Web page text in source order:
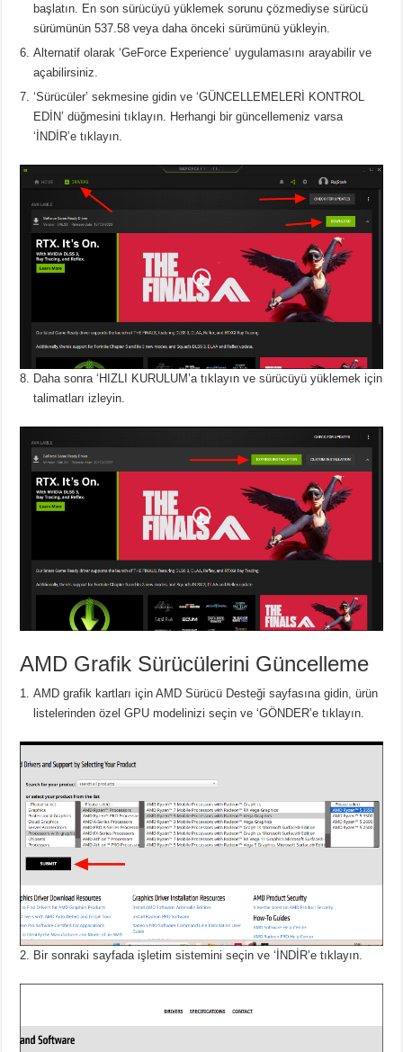
başlatın. En son sürücüyü yüklemek sorunu çözmediyse sürücü
sürümünün 537.58 veya daha önceki sürümünü yükleyin.
Alternatif olarak ‘GeForce Experience’ uygulamasını arayabilir ve
açabilirsiniz.
‘Sürücüler’ sekmesine gidin ve ‘GÜNCELLEMELERİ KONTROL
EDİN’ düğmesini tıklayın. Herhangi bir güncellemeniz varsa
‘İNDİR’e tıklayın.
Daha sonra ‘HIZLI KURULUM’a tıklayın ve sürücüyü yüklemek için
talimatları izleyin.
AMD Grafik Sürücülerini Güncelleme
AMD grafik kartları için AMD Sürücü Desteği sayfasına gidin, ürün
listelerinden özel GPU modelinizi seçin ve ‘GÖNDER’e tıklayın.
Bir sonraki sayfada işletim sistemini seçin ve ‘İNDİR’e tıklayın.